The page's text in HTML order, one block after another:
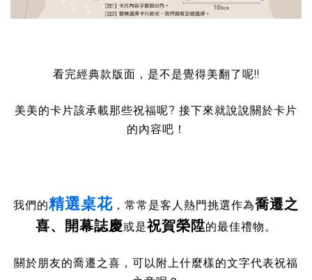
看完經典款版面，是不是覺得美翻了呢!!
美美的卡片該承載那些祝福呢? 接下來就說說關於卡片
的內容吧！
我們的精選桌花 ，常常是客人熱門挑選作為喬遷之
喜、開幕誌慶或是祝賀榮陞的最佳禮物。
關於朋友的喬遷之喜，可以附上什麼樣的文字代表祝福